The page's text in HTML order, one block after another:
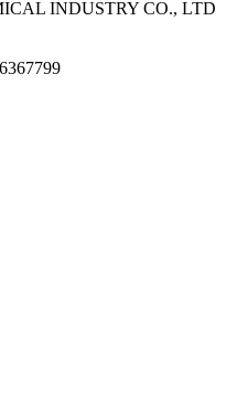
INDUSTRY CO., LTD